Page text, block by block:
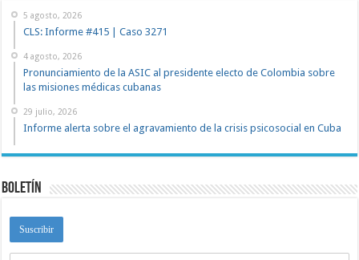
5 agosto, 2026
CLS: Informe #415 | Caso 3271
4 agosto, 2026
Pronunciamiento de la ASIC al presidente electo de Colombia sobre
las misiones médicas cubanas
29 julio, 2026
Informe alerta sobre el agravamiento de la crisis psicosocial en Cuba
Boletín